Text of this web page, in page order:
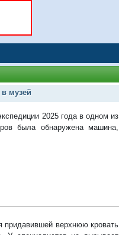
музей
2025 года в одном из
была обнаружена машина,
придавившей верхнюю кровать